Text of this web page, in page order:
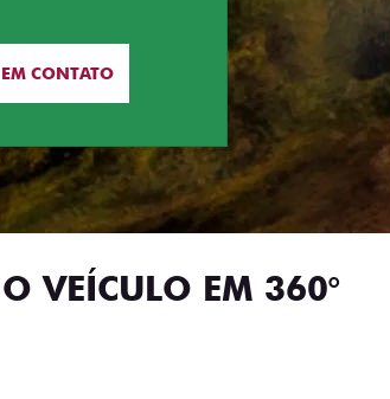
CONTATO
VEÍCULO EM 360°